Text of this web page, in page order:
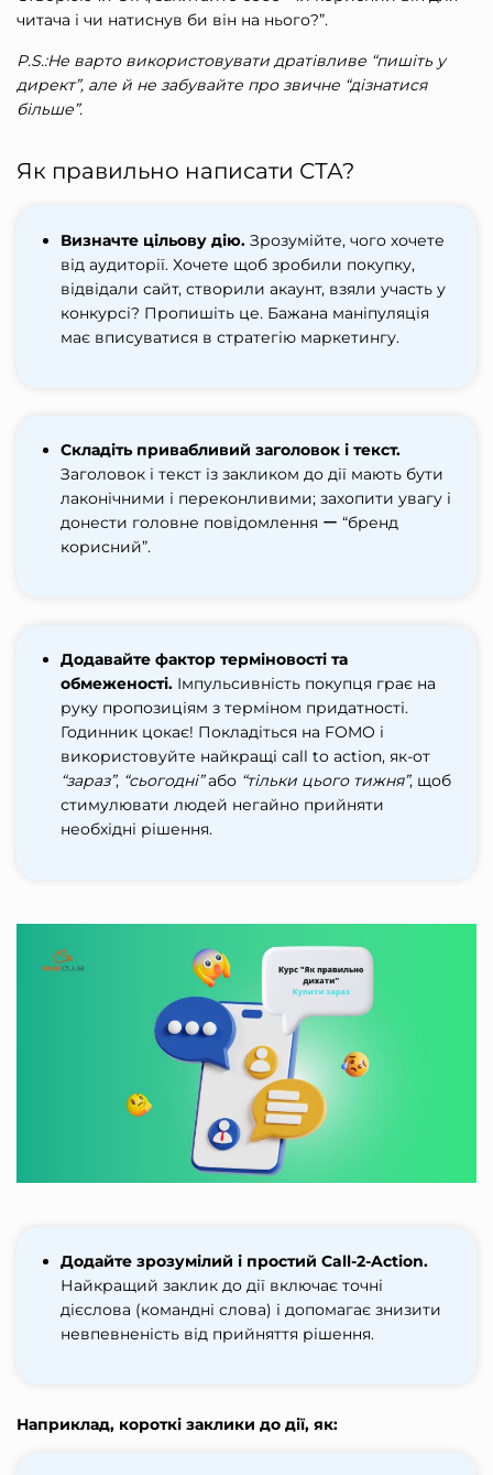
читача і чи натиснув би він на нього?”.
P.S.:Не варто використовувати дратівливе “пишіть у
директ”, але й не забувайте про звичне “дізнатися
більше”.
Як правильно написати СТА?
Визначте цільову дію. Зрозумійте, чого хочете
від аудиторії. Хочете щоб зробили покупку,
відвідали сайт, створили акаунт, взяли участь у
конкурсі? Пропишіть це. Бажана маніпуляція
має вписуватися в стратегію маркетингу.
Складіть привабливий заголовок і текст.
Заголовок і текст із закликом до дії мають бути
лаконічними і переконливими; захопити увагу і
донести головне повідомлення ー “бренд
корисний”.
Додавайте фактор терміновості та
обмеженості. Імпульсивність покупця грає на
руку пропозиціям з терміном придатності.
Годинник цокає! Покладіться на FOMO і
використовуйте найкращі call to action, як-от
“зараз”, “сьогодні”або “тільки цього тижня”, щоб
стимулювати людей негайно прийняти
необхідні рішення.
Додайте зрозумілий і простий Call-2-Action.
Найкращий заклик до дії включає точні
дієслова (командні слова) і допомагає знизити
невпевненість від прийняття рішення.
Наприклад, короткі заклики до дії, як: